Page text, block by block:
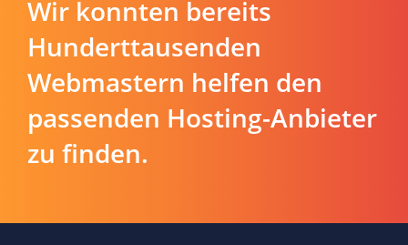
Wir konnten bereits
Hunderttausenden
Webmastern helfen den
passenden Hosting-Anbieter
zu finden.